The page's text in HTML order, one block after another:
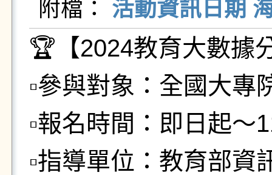
附檔： 活動資訊日期
🏆【2024教育大數據
▫️參與對象：全國大專
▫️報名時間：即日起～
▫️指導單位：教育部資